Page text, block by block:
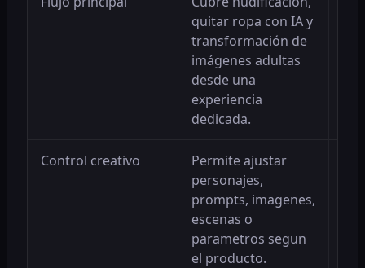
quitar ropa con IA y
transformación de
imágenes adultas
desde una
experiencia
dedicada.
Control creativo
Permite ajustar
personajes,
prompts, imagenes,
escenas o
parametros segun
el producto.